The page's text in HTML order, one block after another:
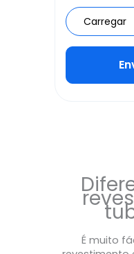
Carregar
É muito